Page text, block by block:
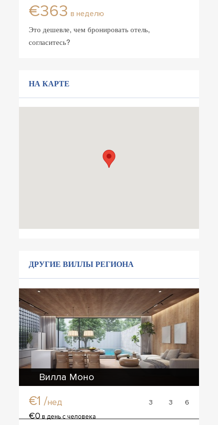
€363 в неделю
Это дешевле, чем бронировать отель,
согласитесь?
НА КАРТЕ
ДРУГИЕ ВИЛЛЫ РЕГИОНА
Вилла Моно
€1 /нед 3 3 6
€0 в день с человека
Вилла Банг тао дом